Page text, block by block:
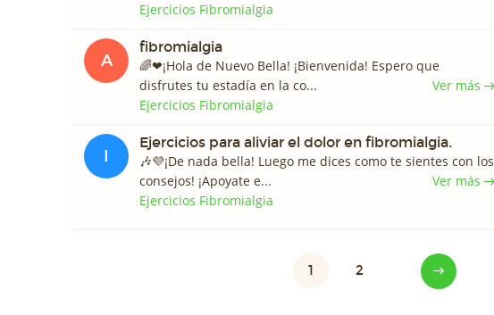
Ejercicios Fibromialgia
A
fibromialgia
🌈❤¡Hola de Nuevo Bella! ¡Bienvenida! Espero que
disfrutes tu estadía en la co...
Ver más
Ejercicios Fibromialgia
I
Ejercicios para aliviar el dolor en fibromialgia.
🎶💜¡De nada bella! Luego me dices como te sientes con los
consejos! ¡Apoyate e...
Ver más
Ejercicios Fibromialgia
1 2